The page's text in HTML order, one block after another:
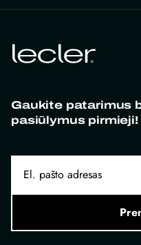
Gaukite patarimus
pasiūlymus pirmieji!